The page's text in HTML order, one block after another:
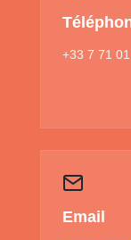
+33 7 71
Email